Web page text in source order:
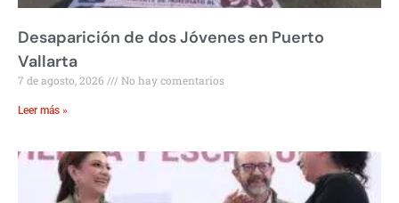
Desaparición de dos Jóvenes en Puerto
Vallarta
7 de agosto, 2026 No hay comentarios
Leer más »